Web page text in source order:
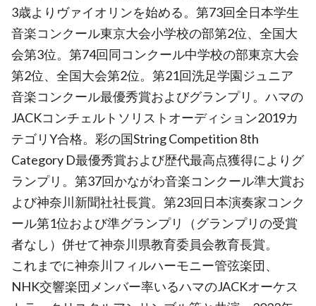
3歳よりヴァイオリンを始める。第73回全日本学生
音楽コンクール東京大会小学校の部第2位、全国大
会第3位。第74回同コンクール中学校の部東京大会
第2位、全国大会第2位。第21回洗足学園ジュニア
音楽コンクール最優秀賞およびグランプリ。ハマの
JACKコンチェルトソリストオーディション2019カ
テゴリY合格。彩の国String Competition 8th
Category D最優秀賞および歴代最高点獲得によりグ
ランプリ。第37回かながわ音楽コンクール準大賞お
よび神奈川新聞社社長賞。第23回日本演奏家コンク
ール第1位および準グランプリ（グランプリの受賞
者なし）併せて神奈川県教育委員会教育長賞。
これまでに神奈川フィルハーモニー管弦楽団、
NHK交響楽団メンバー率いるハマのJACKオーケス